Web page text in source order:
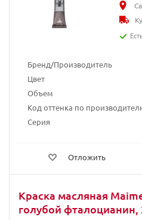
Бренд/Производитель
Цвет
Объем
Код оттенка по
Серия
Отложить
Краска масляная
голубой фталоцианин,